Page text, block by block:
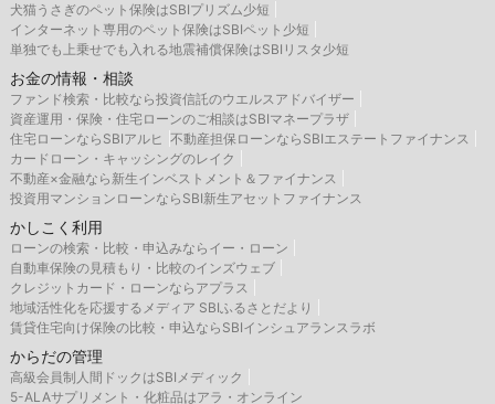
犬猫うさぎのペット保険はSBIプリズム少短
インターネット専用のペット保険はSBIペット少短
単独でも上乗せでも入れる地震補償保険はSBIリスタ少短
お金の情報・相談
ファンド検索・比較なら投資信託のウエルスアドバイザー
資産運用・保険・住宅ローンのご相談はSBIマネープラザ
住宅ローンならSBIアルヒ 不動産担保ローンならSBIエステートファイナンス
カードローン・キャッシングのレイク
不動産×金融なら新生インベストメント＆ファイナンス
投資用マンションローンならSBI新生アセットファイナンス
かしこく利用
ローンの検索・比較・申込みならイー・ローン
自動車保険の見積もり・比較のインズウェブ
クレジットカード・ローンならアプラス
地域活性化を応援するメディア SBIふるさとだより
賃貸住宅向け保険の比較・申込ならSBIインシュアランスラボ
からだの管理
高級会員制人間ドックはSBIメディック
5-ALAサプリメント・化粧品はアラ・オンライン